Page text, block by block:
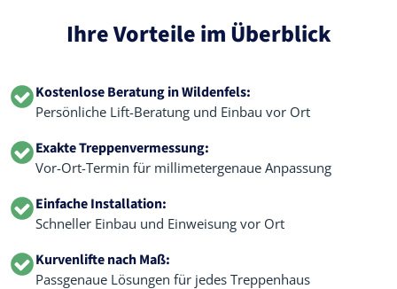
Ihre Vorteile im Überblick
Kostenlose Beratung in Wildenfels:
Persönliche Lift-Beratung und Einbau vor Ort
Exakte Treppenvermessung:
Vor-Ort-Termin für millimetergenaue Anpassung
Einfache Installation:
Schneller Einbau und Einweisung vor Ort
Kurvenlifte nach Maß:
Passgenaue Lösungen für jedes Treppenhaus